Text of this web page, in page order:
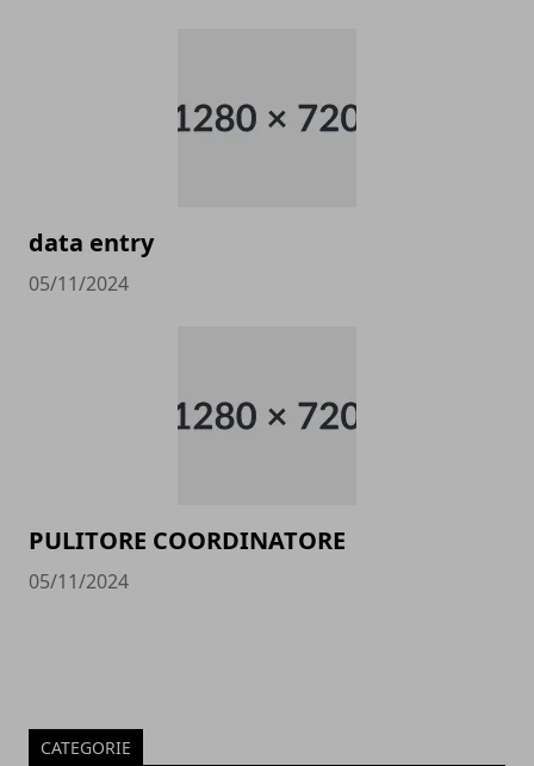
data entry
05/11/2024
PULITORE COORDINATORE
05/11/2024
CATEGORIE